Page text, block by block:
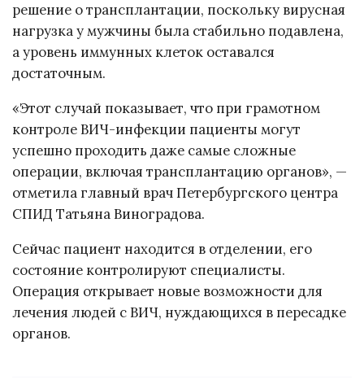
решение о трансплантации, поскольку вирусная
нагрузка у мужчины была стабильно подавлена,
а уровень иммунных клеток оставался
достаточным.
«Этот случай показывает, что при грамотном
контроле ВИЧ-инфекции пациенты могут
успешно проходить даже самые сложные
операции, включая трансплантацию органов», —
отметила главный врач Петербургского центра
СПИД Татьяна Виноградова.
Сейчас пациент находится в отделении, его
состояние контролируют специалисты.
Операция открывает новые возможности для
лечения людей с ВИЧ, нуждающихся в пересадке
органов.